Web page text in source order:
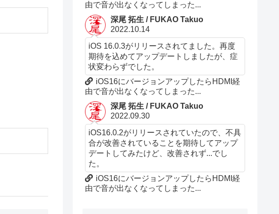
由で音が出なくなってしまった...
深尾 拓生 / FUKAO Takuo
2022.10.14
iOS 16.0.3がリリースされてました。再度
期待を込めてアップデートしましたが、症
状変わらずでした。
iOS16にバージョンアップしたらHDMI経
由で音が出なくなってしまった...
深尾 拓生 / FUKAO Takuo
2022.09.30
iOS16.0.2がリリースされていたので、不具
合が改善されていることを期待してアップ
デートしてみたけど、改善されず...でし
た。
iOS16にバージョンアップしたらHDMI経
由で音が出なくなってしまった...